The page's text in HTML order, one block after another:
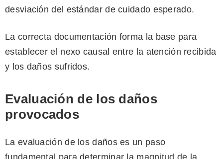
desviación del estándar de cuidado esperado.
La correcta documentación forma la base para
establecer el nexo causal entre la atención recibida
y los daños sufridos.
Evaluación de los daños
provocados
La evaluación de los daños es un paso